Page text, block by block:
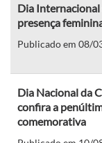
Dia
presença
Publicado em 08/
Dia Nacional da
confira a
comemorativa